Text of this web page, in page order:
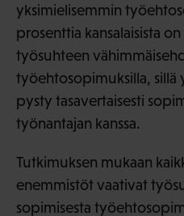
yksimielisemmin
prosenttia kansalaisista
työsuhteen
työehtosopimuksilla, sillä
pysty tasavertaisesti
työnantajan kanssa.
Tutkimuksen mukaan
enemmistöt vaativat
sopimisesta